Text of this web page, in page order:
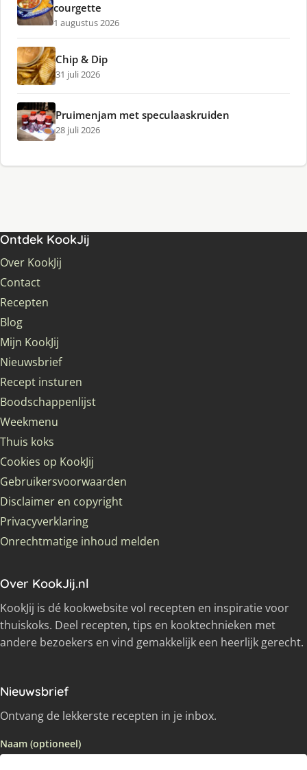
courgette
1 augustus 2026
Chip & Dip
31 juli 2026
Pruimenjam met speculaaskruiden
28 juli 2026
Ontdek KookJij
Over KookJij
Contact
Recepten
Blog
Mijn KookJij
Nieuwsbrief
Recept insturen
Boodschappenlijst
Weekmenu
Thuis koks
Cookies op KookJij
Gebruikersvoorwaarden
Disclaimer en copyright
Privacyverklaring
Onrechtmatige inhoud melden
Over KookJij.nl
KookJij is dé kookwebsite vol recepten en inspiratie voor
thuiskoks. Deel recepten, tips en kooktechnieken met
andere bezoekers en vind gemakkelijk een heerlijk gerecht.
Nieuwsbrief
Ontvang de lekkerste recepten in je inbox.
Naam (optioneel)